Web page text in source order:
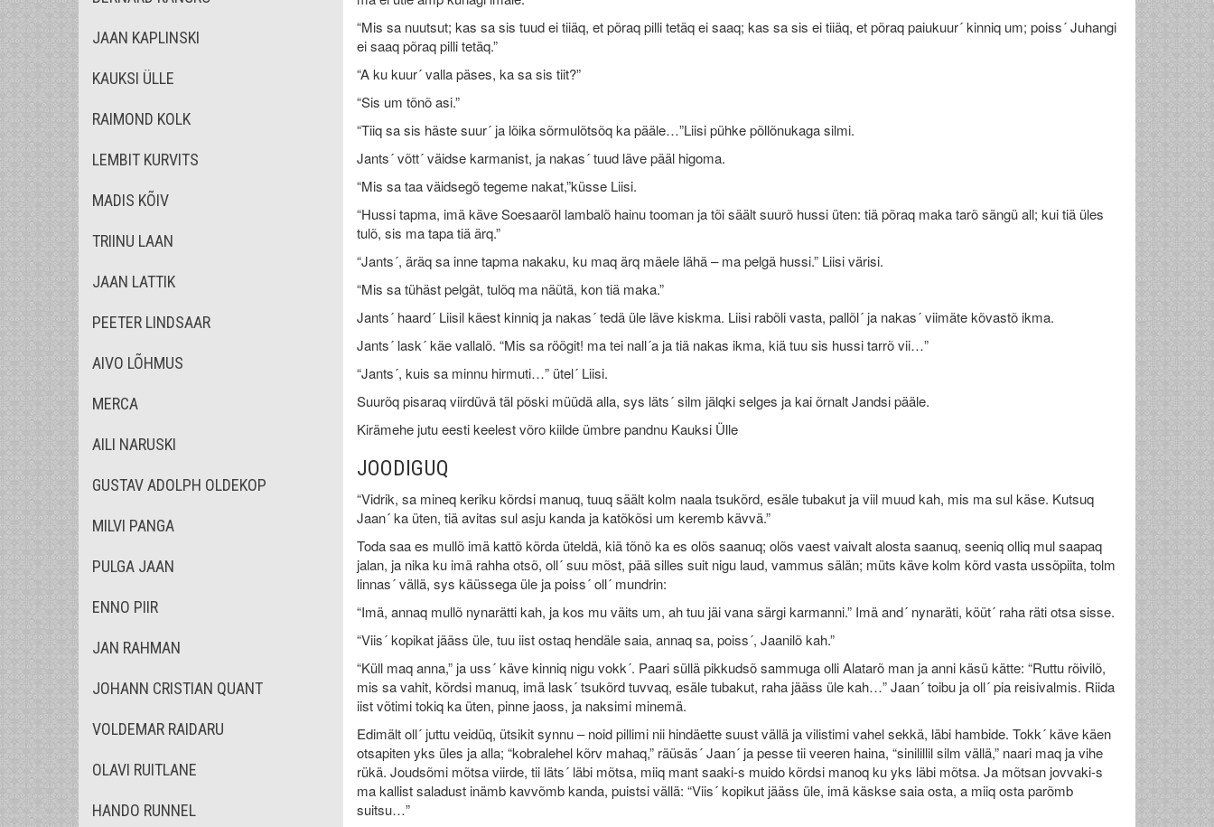
JAAN KAPLINSKI
KAUKSI ÜLLE
RAIMOND KOLK
LEMBIT KURVITS
MADIS KÕIV
TRIINU LAAN
JAAN LATTIK
PEETER LINDSAAR
AIVO LÕHMUS
MERCA
AILI NARUSKI
GUSTAV ADOLPH OLDEKOP
MILVI PANGA
PULGA JAAN
ENNO PIIR
JAN RAHMAN
JOHANN CRISTIAN QUANT
VOLDEMAR RAIDARU
OLAVI RUITLANE
HANDO RUNNEL
“Mis sa nuutsut; kas sa sis tuud ei tiiäq, et põraq pilli tetäq ei saaq; kas sa sis ei tiiäq, et põraq paiukuur´ kinniq um; poiss´ Juhangi
ei saaq põraq pilli tetäq.”
“A ku kuur´ valla päses, ka sa sis tiit?”
“Sis um tõnõ asi.”
“Tiiq sa sis häste suur´ ja lõika sõrmulõtsõq ka pääle…”Liisi pühke põllõnukaga silmi.
Jants´ võtt´ väidse karmanist, ja nakas´ tuud läve pääl higoma.
“Mis sa taa väidsegõ tegeme nakat,”küsse Liisi.
“Hussi tapma, imä käve Soesaarõl lambalõ hainu tooman ja tõi säält suurõ hussi üten: tiä põraq maka tarõ sängü all; kui tiä üles
tulõ, sis ma tapa tiä ärq.”
“Jants´, äräq sa inne tapma nakaku, ku maq ärq mäele lähä – ma pelgä hussi.” Liisi värisi.
“Mis sa tühäst pelgät, tulõq ma näütä, kon tiä maka.”
Jants´ haard´ Liisil käest kinniq ja nakas´ tedä üle läve kiskma. Liisi rabõli vasta, pallõl´ ja nakas´ viimäte kõvastõ ikma.
Jants´ lask´ käe vallalõ. “Mis sa röögit! ma tei nall´a ja tiä nakas ikma, kiä tuu sis hussi tarrõ vii…”
“Jants´, kuis sa minnu hirmuti…” ütel´ Liisi.
Suurõq pisaraq viirdüvä täl põski müüdä alla, sys läts´ silm jälqki selges ja kai õrnalt Jandsi pääle.
Kirämehe jutu eesti keelest võro kiilde ümbre pandnu Kauksi Ülle
JOODIGUQ
“Vidrik, sa mineq keriku kõrdsi manuq, tuuq säält kolm naala tsukõrd, esäle tubakut ja viil muud kah, mis ma sul käse. Kutsuq
Jaan´ ka üten, tiä avitas sul asju kanda ja katõkõsi um keremb kävvä.”
Toda saa es mullõ imä kattõ kõrda üteldä, kiä tõnõ ka es olõs saanuq; olõs vaest vaivalt alosta saanuq, seeniq olliq mul saapaq
jalan, ja nika ku imä rahha otsõ, oll´ suu mõst, pää silles suit nigu laud, vammus sälän; müts käve kolm kõrd vasta ussõpiita, tolm
linnas´ vällä, sys käüssega üle ja poiss´ oll´ mundrin:
“Imä, annaq mullõ nynarätti kah, ja kos mu väits um, ah tuu jäi vana särgi karmanni.” Imä and´ nynaräti, köüt´ raha räti otsa sisse.
“Viis´ kopikat jääss üle, tuu iist ostaq hendäle saia, annaq sa, poiss´, Jaanilõ kah.”
“Küll maq anna,” ja uss´ käve kinniq nigu vokk´. Paari süllä pikkudsõ sammuga olli Alatarõ man ja anni käsü kätte: “Ruttu rõivilõ,
mis sa vahit, kõrdsi manuq, imä lask´ tsukõrd tuvvaq, esäle tubakut, raha jääss üle kah…” Jaan´ toibu ja oll´ pia reisivalmis. Riida
iist võtimi tokiq ka üten, pinne jaoss, ja naksimi minemä.
Edimält oll´ juttu veidüq, ütsikit synnu – noid pillimi nii hindäette suust vällä ja vilistimi vahel sekkä, läbi hambide. Tokk´ käve käen
otsapiten yks üles ja alla; “kobralehel kõrv mahaq,” räüsäs´ Jaan´ ja pesse tii veeren haina, “sinilillil silm vällä,” naari maq ja vihe
rükä. Joudsõmi mõtsa viirde, tii läts´ läbi mõtsa, miiq mant saaki-s muido kõrdsi manoq ku yks läbi mõtsa. Ja mõtsan jovvaki-s
ma kallist saladust inämb kavvõmb kanda, puistsi vällä: “Viis´ kopikut jääss üle, imä käskse saia osta, a miiq osta parõmb
suitsu…”